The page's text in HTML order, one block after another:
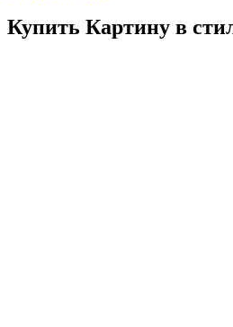
Купить Картину в